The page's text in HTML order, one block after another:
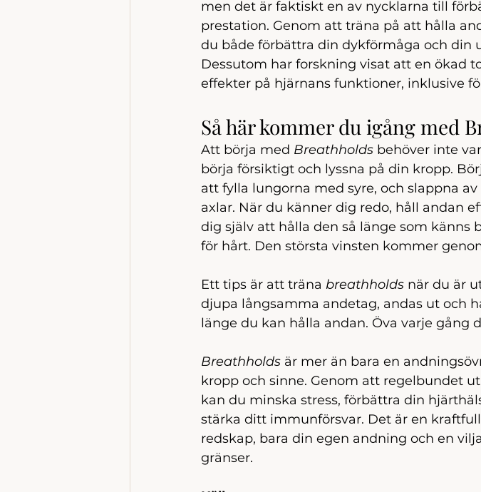
men det är faktiskt en av nycklarna till
prestation. Genom att träna på att hålla
du både förbättra din dykförmåga och din
Dessutom har forskning visat att en ökad
effekter på hjärnans funktioner, inklusive
Så här kommer du igång med
Att börja med Breathholds behöver inte
börja försiktigt och lyssna på din kropp.
att fylla lungorna med syre, och slappna
axlar. När du känner dig redo, håll andan
dig själv att hålla den så länge som känns
för hårt. Den största vinsten kommer
Ett tips är att träna breathholds när du är
djupa långsamma andetag, andas ut och
länge du kan hålla andan. Öva varje gång
Breathholds är mer än bara en
kropp och sinne. Genom att regelbundet
kan du minska stress, förbättra din
stärka ditt immunförsvar. Det är en
redskap, bara din egen andning och en
gränser.